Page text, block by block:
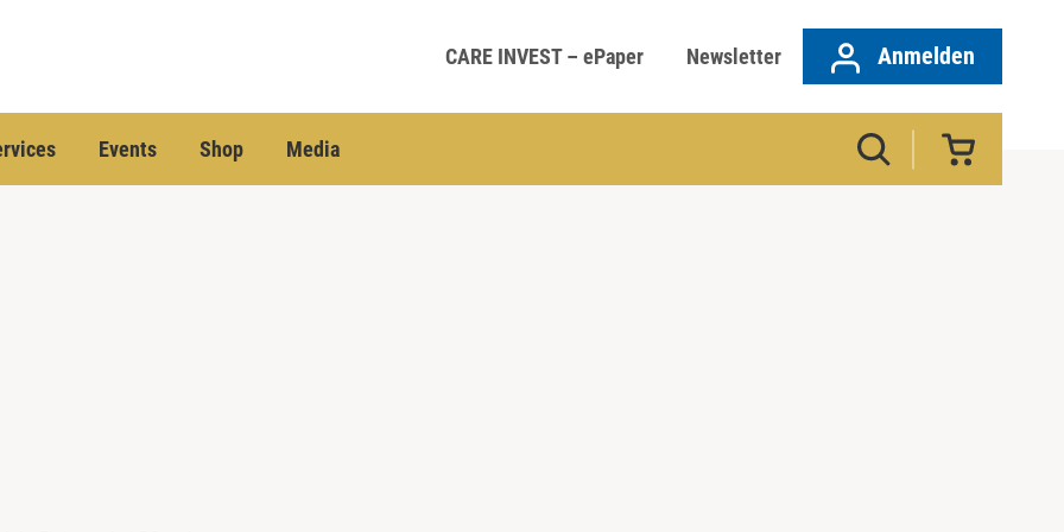
CARE INVEST – ePaper Newsletter Anmelden
Events Shop Media